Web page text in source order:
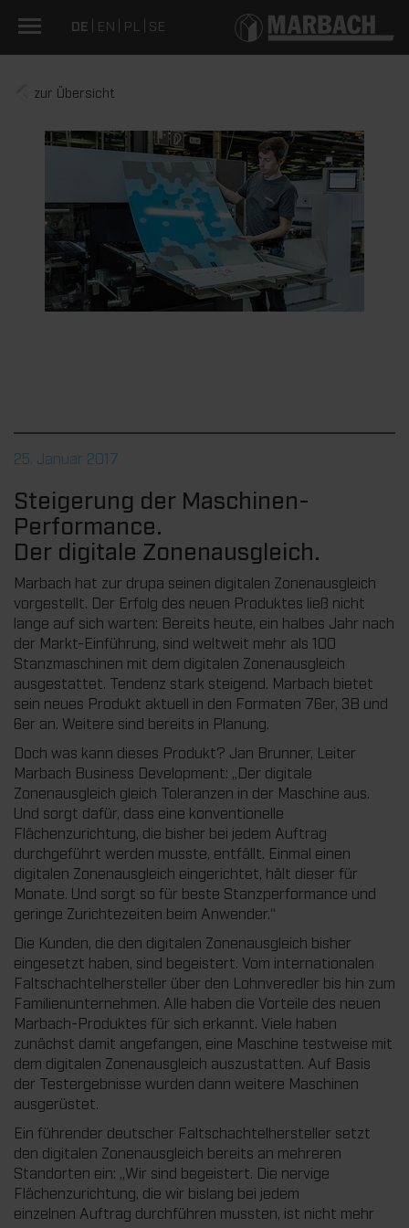
DE EN PL SE
zur Übersicht
25. Januar 2017
Steigerung der Maschinen-
Performance.
Der digitale Zonenausgleich.
Marbach hat zur drupa seinen digitalen Zonenausgleich
vorgestellt. Der Erfolg des neuen Produktes ließ nicht
lange auf sich warten: Bereits heute, ein halbes Jahr nach
der Markt-Einführung, sind weltweit mehr als 100
Stanzmaschinen mit dem digitalen Zonenausgleich
ausgestattet. Tendenz stark steigend. Marbach bietet
sein neues Produkt aktuell in den Formaten 76er, 3B und
6er an. Weitere sind bereits in Planung.
Doch was kann dieses Produkt? Jan Brunner, Leiter
Marbach Business Development: „Der digitale
Zonenausgleich gleich Toleranzen in der Maschine aus.
Und sorgt dafür, dass eine konventionelle
Flächenzurichtung, die bisher bei jedem Auftrag
durchgeführt werden musste, entfällt. Einmal einen
digitalen Zonenausgleich eingerichtet, hält dieser für
Monate. Und sorgt so für beste Stanzperformance und
geringe Zurichtezeiten beim Anwender.“
Die Kunden, die den digitalen Zonenausgleich bisher
eingesetzt haben, sind begeistert. Vom internationalen
Faltschachtelhersteller über den Lohnveredler bis hin zum
Familienunternehmen. Alle haben die Vorteile des neuen
Marbach-Produktes für sich erkannt. Viele haben
zunächst damit angefangen, eine Maschine testweise mit
dem digitalen Zonenausgleich auszustatten. Auf Basis
der Testergebnisse wurden dann weitere Maschinen
ausgerüstet.
Ein führender deutscher Faltschachtelhersteller setzt
den digitalen Zonenausgleich bereits an mehreren
Standorten ein: „Wir sind begeistert. Die nervige
Flächenzurichtung, die wir bislang bei jedem
einzelnen Auftrag durchführen mussten, ist nicht mehr